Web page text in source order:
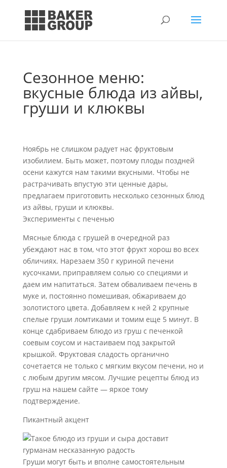
Сезонное меню:
вкусные блюда из айвы,
груши и клюквы
Ноябрь не слишком радует нас фруктовым
изобилием. Быть может, поэтому плоды поздней
осени кажутся нам такими вкусными. Чтобы не
растрачивать впустую эти ценные дары,
предлагаем приготовить несколько сезонных блюд
из айвы, груши и клюквы.
Эксперименты с печенью
Мясные блюда с грушей в очередной раз
убеждают нас в том, что этот фрукт хорош во всех
обличиях. Нарезаем 350 г куриной печени
кусочками, приправляем солью со специями и
даем им напитаться. Затем обваливаем печень в
муке и, постоянно помешивая, обжариваем до
золотистого цвета. Добавляем к ней 2 крупные
спелые груши ломтиками и томим еще 5 минут. В
конце сдабриваем блюдо из груш с печенкой
соевым соусом и настаиваем под закрытой
крышкой. Фруктовая сладость органично
сочетается не только с мягким вкусом печени, но и
с любым другим мясом. Лучшие рецепты блюд из
груш на нашем сайте — яркое тому
подтверждение.
Пикантный акцент
Груши могут быть и вполне самостоятельным